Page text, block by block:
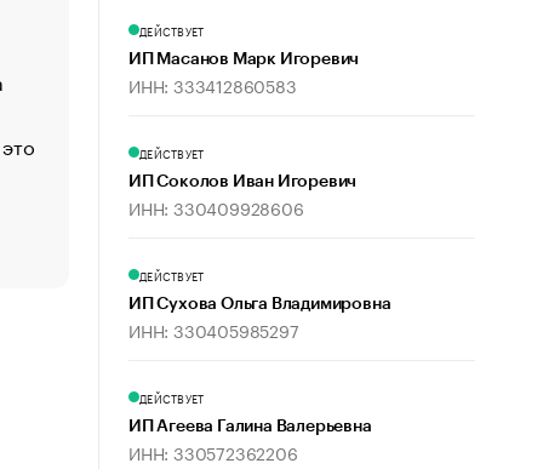
Функции менеджмента: пять ключевых основ
управления
ЕС разрешил конфискацию российской нефти —
Стресс обеспеченных людей: почему рост доходов
Что обвинения против Павла Дурова значат для
ДЕЙСТВУЕТ
ИП Масанов Марк Игоревич
ИНН: 333412860583
ДЕЙСТВУЕТ
ИП Соколов Иван Игоревич
ИНН: 330409928606
ДЕЙСТВУЕТ
ИП Сухова Ольга Владимировна
ИНН: 330405985297
ДЕЙСТВУЕТ
ИП Агеева Галина Валерьевна
ИНН: 330572362206